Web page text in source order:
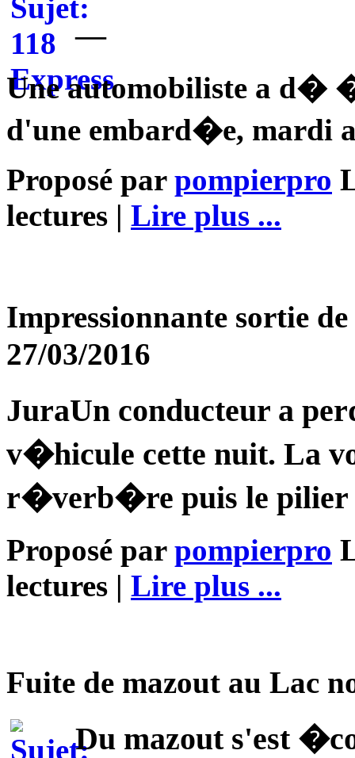
—
Une automobiliste a d�
d'une embard�e, mardi
Proposé par pompierpro
lectures | Lire plus ...
Impressionnante sortie
27/03/2016
JuraUn conducteur a
v�hicule cette nuit. La
r�verb�re puis le pilier
Proposé par pompierpro
lectures | Lire plus ...
Fuite de mazout au Lac
Du mazout s'est